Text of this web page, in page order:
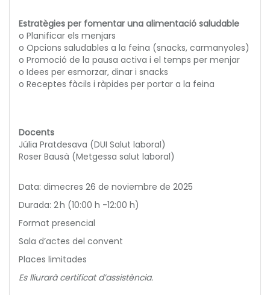
Estratègies per fomentar una alimentació saludable
o Planificar els menjars
o Opcions saludables a la feina (snacks, carmanyoles)
o Promoció de la pausa activa i el temps per menjar
o Idees per esmorzar, dinar i snacks
o Receptes fàcils i ràpides per portar a la feina
Docents
Júlia Pratdesava (DUI Salut laboral)
Roser Bausà (Metgessa salut laboral)
Data: dimecres 26 de noviembre de 2025
Durada: 2 h (10:00 h -12:00 h)
Format presencial
Sala d’actes del convent
Places limitades
Es lliurarà certificat d’assistència.